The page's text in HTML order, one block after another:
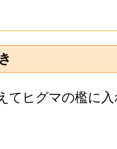
てヒグマの檻に